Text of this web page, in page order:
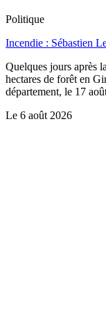
Politique
Incendie : Sébastien
Quelques jours après
hectares de forêt en
département, le 17
Le 6 août 2026